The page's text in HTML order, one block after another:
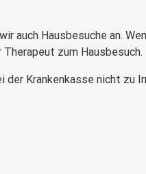
auch Hausbesuche an.
zum Hausbesuch.
Krankenkasse nicht zu